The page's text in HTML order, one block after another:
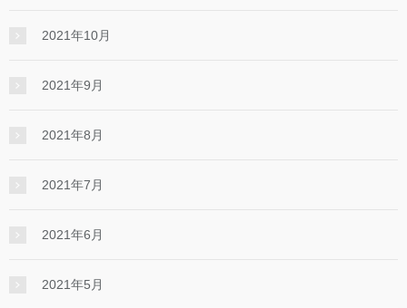
2021年10月
2021年9月
2021年8月
2021年7月
2021年6月
2021年5月